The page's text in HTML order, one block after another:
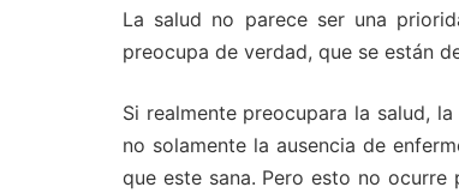
La salud no parece ser una
preocupa de verdad, que se están
Si realmente preocupara la salud,
no solamente la ausencia de
que este sana. Pero esto no